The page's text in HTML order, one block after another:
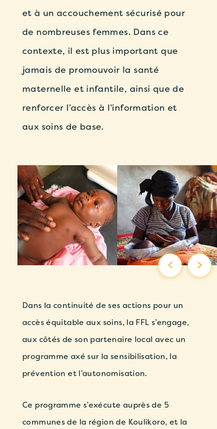
et à un accouchement sécurisé pour
de nombreuses femmes. Dans ce
contexte, il est plus important que
jamais de promouvoir la santé
maternelle et infantile, ainsi que de
renforcer l’accès à l’information et
aux soins de base.
Dans la continuité de ses actions pour un
accès équitable aux soins, la FFL s’engage,
aux côtés de son partenaire local avec un
programme axé sur la sensibilisation, la
prévention et l’autonomisation.
Ce programme s’exécute auprès de 5
communes de la région de Koulikoro, et la